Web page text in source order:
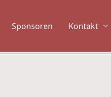
Sponsoren Kontakt